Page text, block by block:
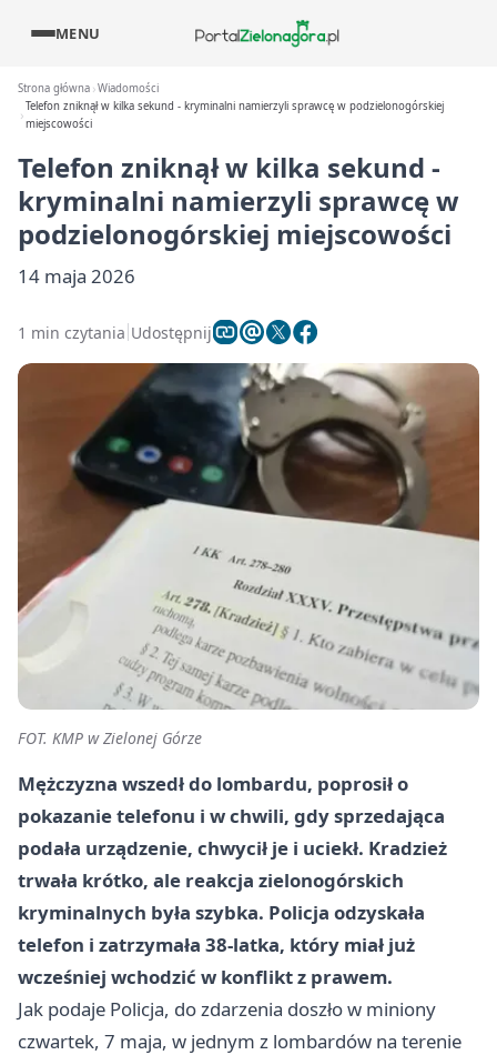
MENU
Strona główna Wiadomości
Telefon zniknął w kilka sekund - kryminalni namierzyli sprawcę w podzielonogórskiej
miejscowości
Telefon zniknął w kilka sekund -
kryminalni namierzyli sprawcę w
podzielonogórskiej miejscowości
14 maja 2026
1 min czytania Udostępnij
FOT. KMP w Zielonej Górze
Mężczyzna wszedł do lombardu, poprosił o
pokazanie telefonu i w chwili, gdy sprzedająca
podała urządzenie, chwycił je i uciekł. Kradzież
trwała krótko, ale reakcja zielonogórskich
kryminalnych była szybka. Policja odzyskała
telefon i zatrzymała 38-latka, który miał już
wcześniej wchodzić w konflikt z prawem.
Jak podaje Policja, do zdarzenia doszło w miniony
czwartek, 7 maja, w jednym z lombardów na terenie